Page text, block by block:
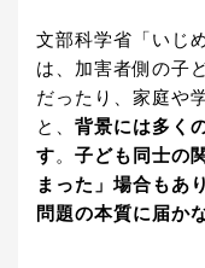
文部科学省「いじ
は、加害者側の子
だったり、家庭や
と、 背景には多く
す。 子ども同士の
まった」場合もあ
問題の本質に届か